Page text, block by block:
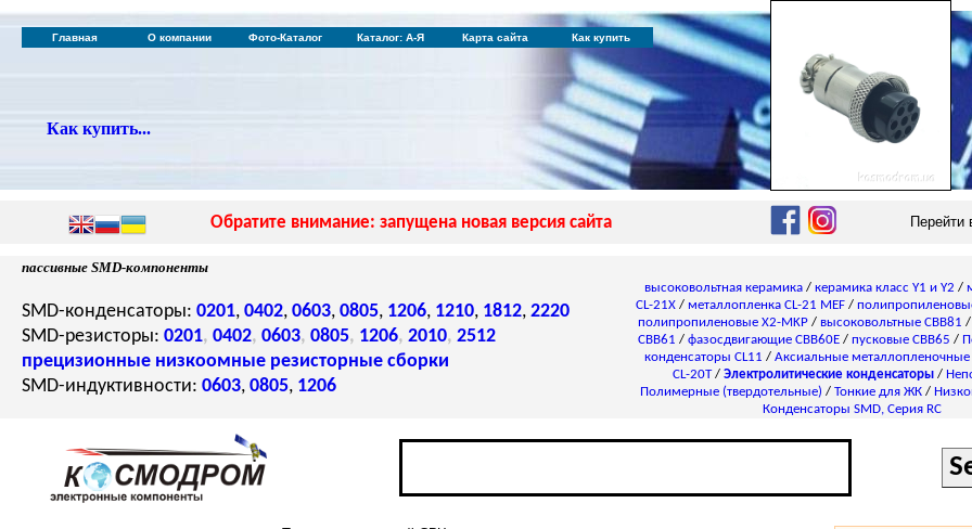
Главная О компании Фото-Каталог Каталог: А-Я Карта сайта Как купить
Как купить...
Обратите внимание: запущена новая версия сайта Перейти
пассивные SMD-компоненты
SMD-конденсаторы: 0201, 0402, 0603, 0805, 1206, 1210, 1812, 2220
SMD-резисторы: 0201, 0402, 0603, 0805, 1206, 2010, 2512
прецизионные низкоомные резисторные сборки
SMD-индуктивности: 0603, 0805, 1206
высоковольтная керамика/ керамика класс Y1 и Y2 /
CL-21X/ металлопленка CL-21 MEF/
полипропиленовые X2-MKP/ высоковольтные CBB81
CBB61 / фазосдвигающие CBB60E/ пусковые CBB65 /
конденсаторы СL11 / Аксиальные
CL-20T/ Электролитические конденсаторы /
Полимерные (твердотельные) / Тонкие для ЖК /
Конденсаторы SMD, Серия RC